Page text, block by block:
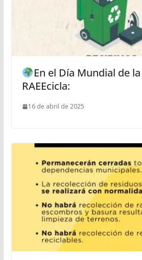
En el Día Mundial de
RAEEcicla:
16 de abril de 2025